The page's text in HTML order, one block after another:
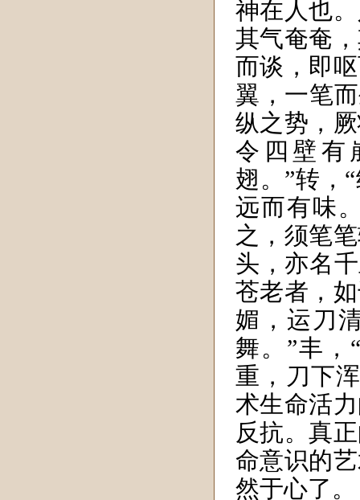
神在人也
其气奄奄
而谈，即
翼，一笔
纵之势，
令四壁有
翅。”转，
远而有味
之，须笔
头，亦名
苍老者，
媚，运刀
舞。”丰，
重，刀下
术生命活
反抗。真
命意识的
然于心了。